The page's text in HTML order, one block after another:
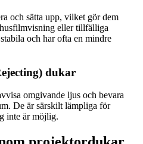
och sätta upp, vilket gör dem
eller tillfälliga
och har ofta en mindre
dukar
omgivande ljus och bevara
De är särskilt lämpliga för
inte är möjlig.